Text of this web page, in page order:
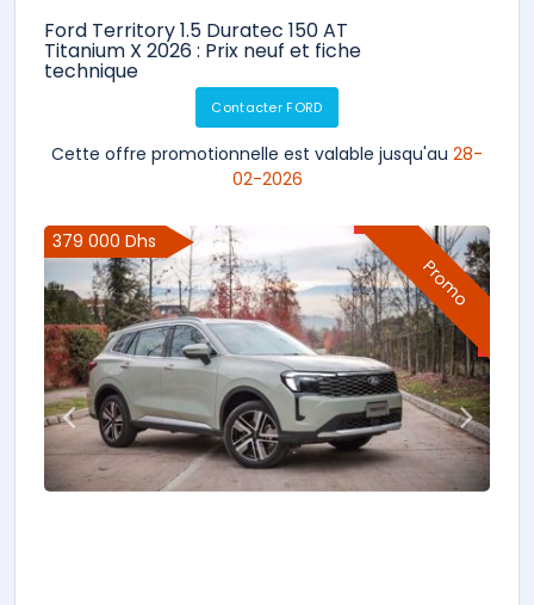
Ford Territory 1.5 Duratec 150 AT
Titanium X 2026 : Prix neuf et fiche
technique
Contacter FORD
Cette offre promotionnelle est valable jusqu'au 28-
02-2026
Promo
379 000 Dhs